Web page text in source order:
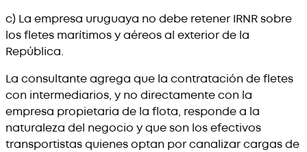
c) La empresa uruguaya no debe retener IRNR sobre
los fletes marítimos y aéreos al exterior de la
República.
La consultante agrega que la contratación de fletes
con intermediarios, y no directamente con la
empresa propietaria de la flota, responde a la
naturaleza del negocio y que son los efectivos
transportistas quienes optan por canalizar cargas de